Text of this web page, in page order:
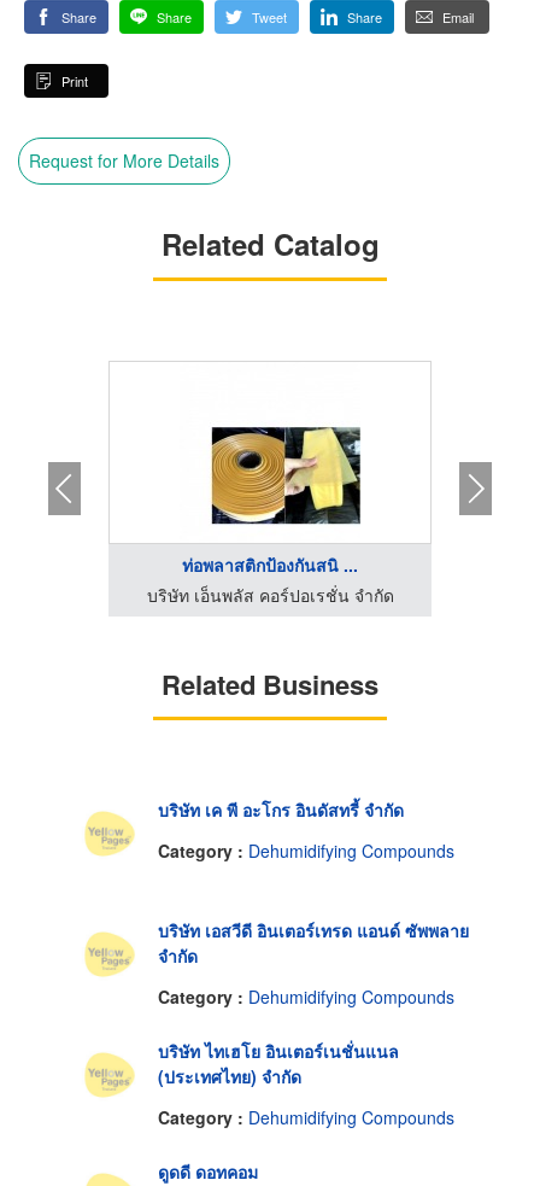
Share Share Tweet Share Email
Print
Request for More Details
Related Catalog
ท่อพลาสติกป้องกันสนิ ...
บริษัท เอ็นพลัส คอร์ปอเรชั่น จำกัด
Related Business
บริษัท เค พี อะโกร อินดัสทรี้ จำกัด
Category : Dehumidifying Compounds
บริษัท เอสวีดี อินเตอร์เทรด แอนด์ ซัพพลาย
จำกัด
Category : Dehumidifying Compounds
บริษัท ไทเฮโย อินเตอร์เนชั่นแนล
(ประเทศไทย) จำกัด
Category : Dehumidifying Compounds
ดูดดี ดอทคอม